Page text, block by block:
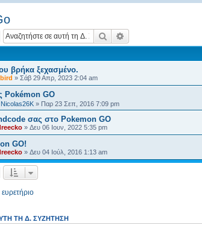
Αναζήτηση
βρήκα ξεχασμένο.
» Σάβ 29 Απρ, 2023 2:04 am
Pokémon GO
Nicolas26K » Παρ 23 Σεπ, 2016 7:09 pm
σας στο Pokemon GO
» Δευ 06 Ιουν, 2022 5:35 pm
GO!
» Δευ 04 Ιούλ, 2016 1:13 am
ΤΗ Δ. ΣΥΖΉΤΗΣΗ